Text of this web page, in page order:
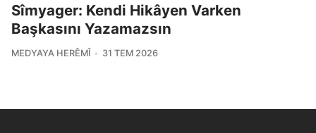
Sîmyager: Kendi Hikâyen Varken
Başkasını Yazamazsın
MEDYAYA HERÊMÎ 31 TEM 2026